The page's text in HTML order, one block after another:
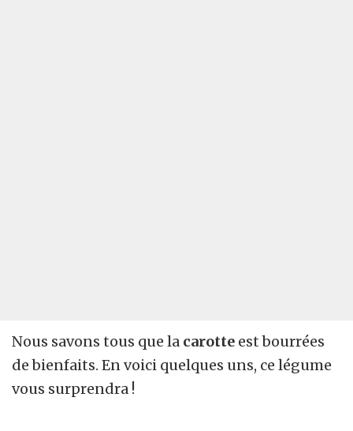
Nous savons tous que la carotte est bourrées
de bienfaits. En voici quelques uns, ce légume
vous surprendra !